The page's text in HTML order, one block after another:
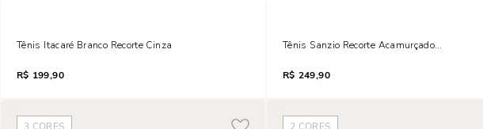
Tênis Itacaré Branco Recorte Cinza
R$ 199,90
Tênis Sanzio Recorte Acamurçado Bege Egido
R$ 249,90